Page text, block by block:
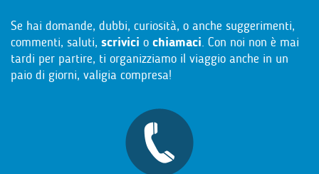
Se hai domande, dubbi, curiosità, o anche suggerimenti,
commenti, saluti, scrivici o chiamaci. Con noi non è mai
tardi per partire, ti organizziamo il viaggio anche in un
paio di giorni, valigia compresa!